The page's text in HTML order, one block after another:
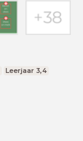
Leerjaar 3,4